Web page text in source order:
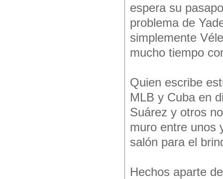
espera su
problema de
simplemente
mucho tiempo
Quien escribe
MLB y Cuba en
Suárez y otros
muro entre unos
salón para el
Hechos aparte